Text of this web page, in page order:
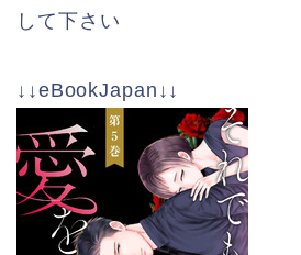
して下さい
↓↓eBookJapan↓↓